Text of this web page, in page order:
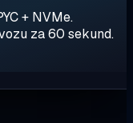
+ NVMe.
za 60 sekund.